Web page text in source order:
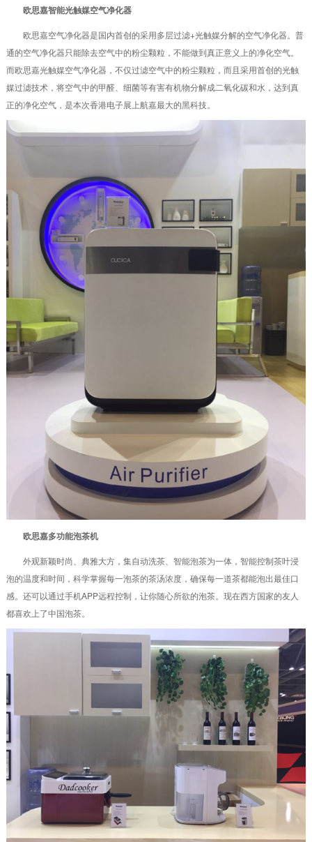
欧思嘉智能光触媒空气净化器
欧思嘉空气净化器是国内首创的采用多层过滤+光触媒分解的空气净化器。普
通的空气净化器只能除去空气中的粉尘颗粒，不能做到真正意义上的净化空气。
而欧思嘉光触媒空气净化器，不仅过滤空气中的粉尘颗粒，而且采用首创的光触
媒过滤技术，将空气中的甲醛、细菌等有害有机物分解成二氧化碳和水，达到真
正的净化空气，是本次香港电子展上航嘉最大的黑科技。
欧思嘉多功能泡茶机
外观新颖时尚、典雅大方，集自动洗茶、智能泡茶为一体，智能控制茶叶浸
泡的温度和时间，科学掌握每一泡茶的茶汤浓度，确保每一道茶都能泡出最佳口
感。还可以通过手机APP远程控制，让你随心所欲的泡茶。现在西方国家的友人
都喜欢上了中国泡茶。